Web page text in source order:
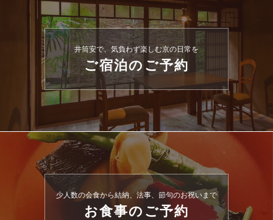
井筒安で、気負わず楽しむ京の日常を
ご宿泊のご予約
少人数の会食から結納、法事、節句のお祝いまで
お食事のご予約